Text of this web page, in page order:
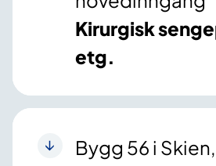
Kirurgisk
etg.
Bygg 56 i Skien,